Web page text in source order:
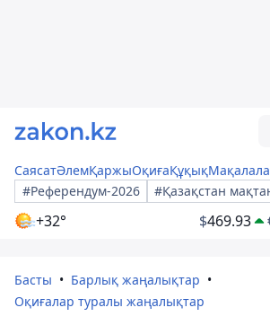
СаясатӘлемҚаржыОқиғаҚұқық
#Референдум-2026
#Қазақстан
+32° $469.93
Басты
Барлық жаңалықтар
Оқиғалар туралы жаңалықтар